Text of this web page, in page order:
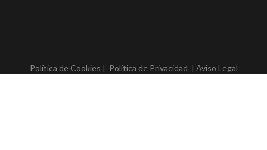
Política de Cookies | Política de Privacidad | Aviso Legal